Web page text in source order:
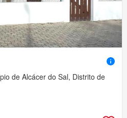
de Alcácer do Sal, Distrito de